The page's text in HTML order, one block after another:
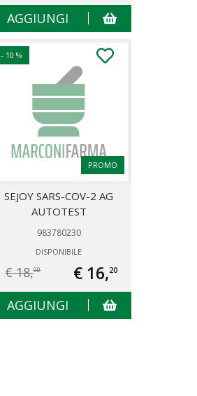
AGGIUNGI
- 10 %
PROMO
SEJOY SARS-COV-2 AG
AUTOTEST
983780230
DISPONIBILE
€ 18,00 € 16,20
AGGIUNGI